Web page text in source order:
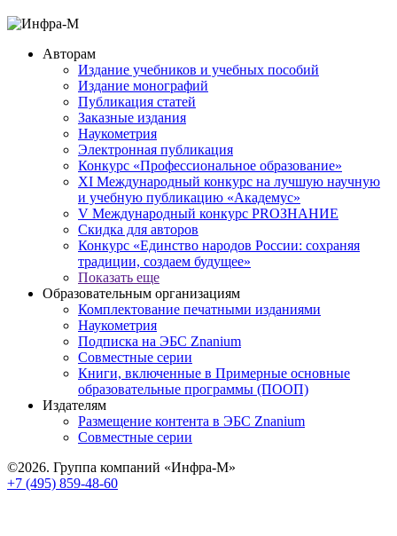
Авторам
Издание учебников и учебных пособий
Издание монографий
Публикация статей
Заказные издания
Наукометрия
Электронная публикация
Конкурс «Профессиональное образование»
XI Международный конкурс на лучшую научную
и учебную публикацию «Академус»
V Международный конкурс PROЗНАНИЕ
Скидка для авторов
Конкурс «Единство народов России: сохраняя
традиции, создаем будущее»
Показать еще
Образовательным организациям
Комплектование печатными изданиями
Наукометрия
Подписка на ЭБС Znanium
Совместные серии
Книги, включенные в Примерные основные
образовательные программы (ПООП)
Издателям
Размещение контента в ЭБС Znanium
Совместные серии
©2026. Группа компаний «Инфра-М»
+7 (495) 859-48-60